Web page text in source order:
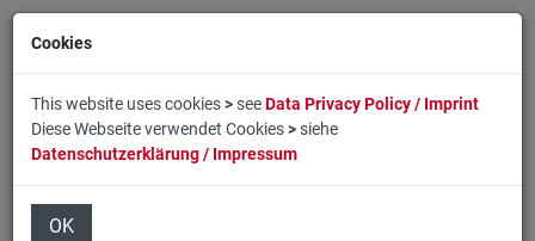
Home
Cookies
This website uses cookies>seeData Privacy Policy / Imprint
Diese Webseite verwendet Cookies>siehe
Datenschutzerklärung / Impressum
OK